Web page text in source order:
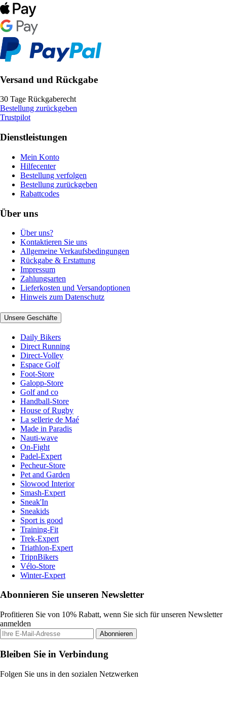
Versand und Rückgabe
30 Tage Rückgaberecht
Bestellung zurückgeben
Trustpilot
Dienstleistungen
Mein Konto
Hilfecenter
Bestellung verfolgen
Bestellung zurückgeben
Rabattcodes
Über uns
Über uns?
Kontaktieren Sie uns
Allgemeine Verkaufsbedingungen
Rückgabe & Erstattung
Impressum
Zahlungsarten
Lieferkosten und Versandoptionen
Hinweis zum Datenschutz
Unsere Geschäfte
Daily Bikers
Direct Running
Direct-Volley
Espace Golf
Foot-Store
Galopp-Store
Golf and co
Handball-Store
House of Rugby
La sellerie de Maé
Made in Paradis
Nauti-wave
On-Fight
Padel-Expert
Pecheur-Store
Pet and Garden
Slowood Interior
Smash-Expert
Sneak'In
Sneakids
Sport is good
Training-Fit
Trek-Expert
Triathlon-Expert
TripnBikers
Vélo-Store
Winter-Expert
Abonnieren Sie unseren Newsletter
Profitieren Sie von 10% Rabatt, wenn Sie sich für unseren Newsletter
anmelden
Abonnieren
Bleiben Sie in Verbindung
Folgen Sie uns in den sozialen Netzwerken